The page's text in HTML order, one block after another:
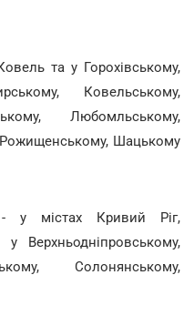
та у Горохівському,
Ковельському,
Любомльському,
Шацькому
- у містах Кривий Ріг,
Верхньодніпровському,
Солонянському,